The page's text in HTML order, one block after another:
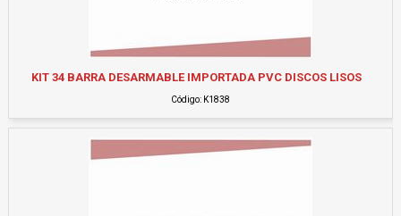
KIT 34 BARRA DESARMABLE IMPORTADA PVC DISCOS LISOS
Código: K1838